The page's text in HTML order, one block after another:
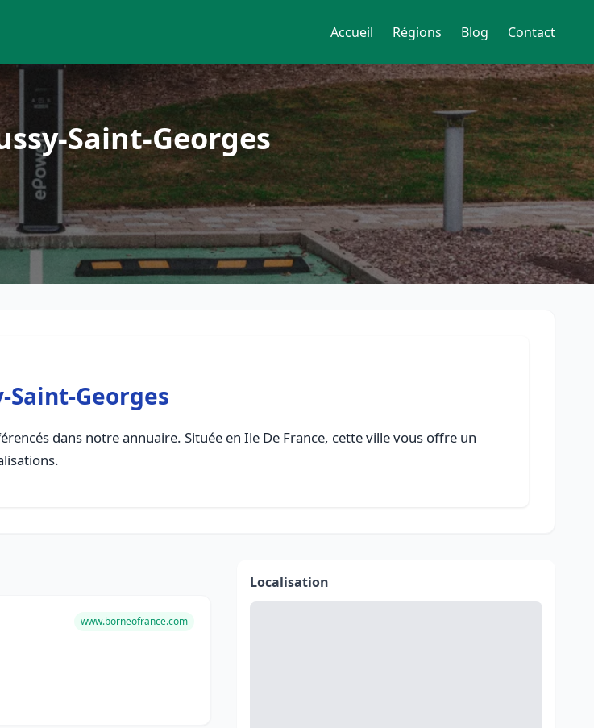
Accueil Régions Blog Contact
Saint-Georges
Saint-Georges
dans notre annuaire. Située en Ile De France, cette ville vous offre un
www.borneofrance.com
Localisation